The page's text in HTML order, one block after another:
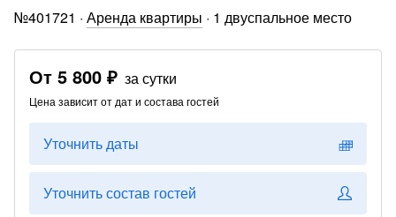
№401721 · Аренда квартиры · 1 двуспальное место
От 5 800 ₽ за сутки
Цена зависит от дат и состава гостей
Уточнить даты
Уточнить состав гостей